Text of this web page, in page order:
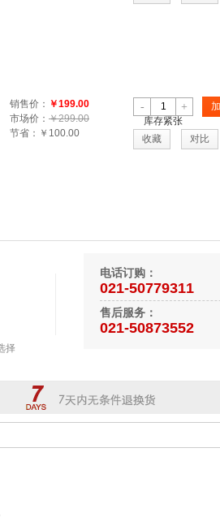
- +
库存紧张
收藏 对比
销售价： ￥199.00
市场价： ￥299.00
节省： ￥100.00
择
电话订购：
021-50779311
售后服务：
021-50873552